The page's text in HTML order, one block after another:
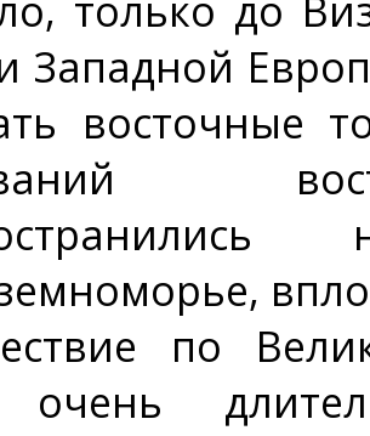
Западной
восточные
по
очень